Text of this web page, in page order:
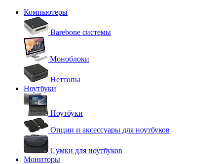
Компьютеры
Barebone системы
Моноблоки
Неттопы
Ноутбуки
Ноутбуки
Опции и аксессуары для ноутбуков
Сумки для ноутбуков
Мониторы